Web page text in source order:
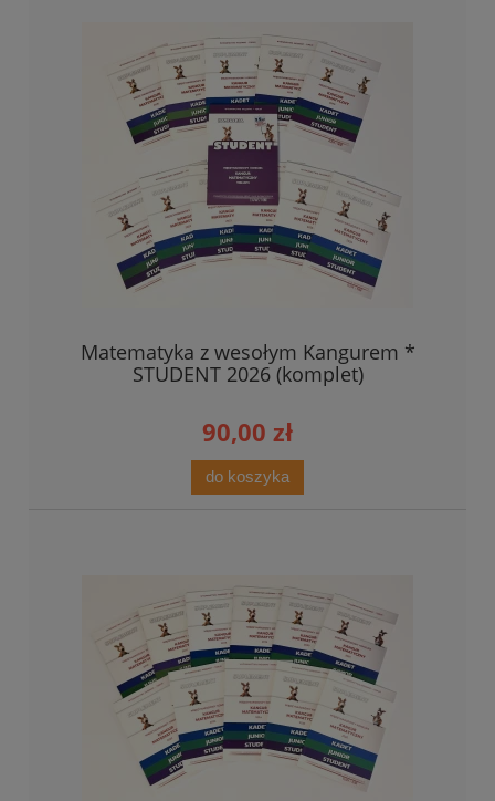
Matematyka z wesołym Kangurem *
STUDENT 2026 (komplet)
90,00 zł
do koszyka